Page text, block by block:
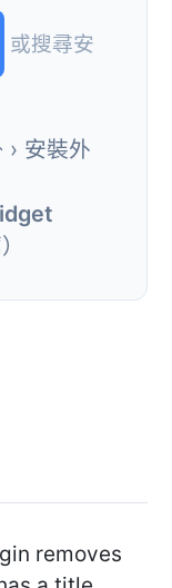
或搜尋安
安裝外
removes